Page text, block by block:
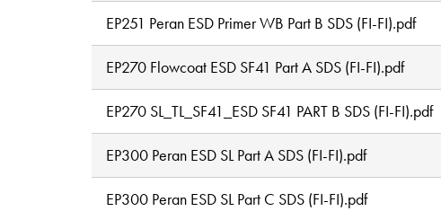
EP251 Peran ESD Primer WB Part B SDS (FI-FI).pdf
EP270 Flowcoat ESD SF41 Part A SDS (FI-FI).pdf
EP270 SL_TL_SF41_ESD SF41 PART B SDS (FI-FI).pdf
EP300 Peran ESD SL Part A SDS (FI-FI).pdf
EP300 Peran ESD SL Part C SDS (FI-FI).pdf